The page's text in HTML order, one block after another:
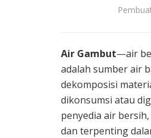
Air Gambut—air
adalah sumber air
dekomposisi
dikonsumsi atau
penyedia air
dan terpenting